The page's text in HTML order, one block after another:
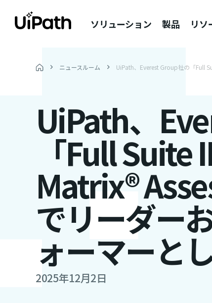
ソリューション 製品 リソ
ニュースルーム UiPath、Everest Group社の「Full
UiPath、
「Full Suite
Matrix®
でリーダー
ォーマーと
2025年12月2日